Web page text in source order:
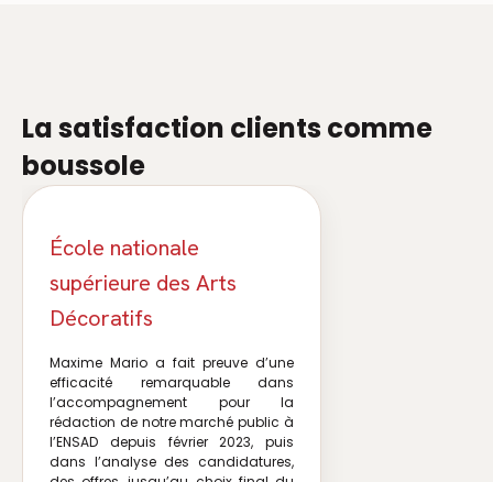
La satisfaction clients comme
boussole
École nationale
supérieure des Arts
Décoratifs
Maxime Mario a fait preuve d’une
efficacité remarquable dans
l’accompagnement pour la
rédaction de notre marché public à
l’ENSAD depuis février 2023, puis
dans l’analyse des candidatures,